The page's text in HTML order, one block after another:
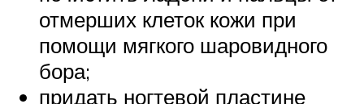
отмерших клеток кожи при
помощи мягкого шаровидного
бора;
придать ногтевой пластине